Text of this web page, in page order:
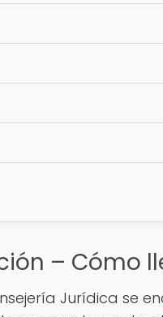
– Cómo
Jurídica se